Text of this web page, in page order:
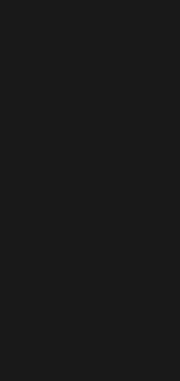
ventana)
ventana)